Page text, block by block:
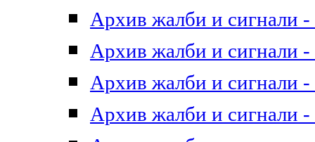
Архив жалби и сигнали -
Архив жалби и сигнали -
Архив жалби и сигнали -
Архив жалби и сигнали -